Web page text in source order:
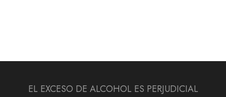
EL EXCESO DE ALCOHOL ES PERJUDICIAL